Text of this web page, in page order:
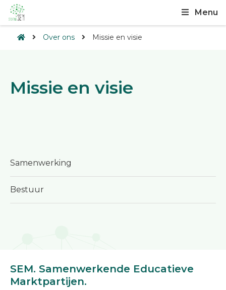
Menu
Over ons Missie en visie
Missie en visie
Samenwerking
Bestuur
SEM. Samenwerkende Educatieve
Marktpartijen.